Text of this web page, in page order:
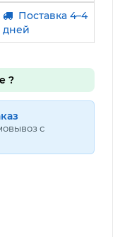
Поставка 4–4
дней
?
с